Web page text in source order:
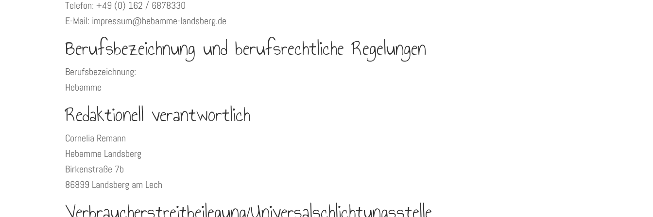
Telefon: +49 (0) 162 / 6878330
E-Mail: impressum@hebamme-landsberg.de
Berufsbezeichnung und berufsrechtliche Regelungen
Berufsbezeichnung:
Hebamme
Redaktionell verantwortlich
Cornelia Remann
Hebamme Landsberg
Birkenstraße 7b
86899 Landsberg am Lech